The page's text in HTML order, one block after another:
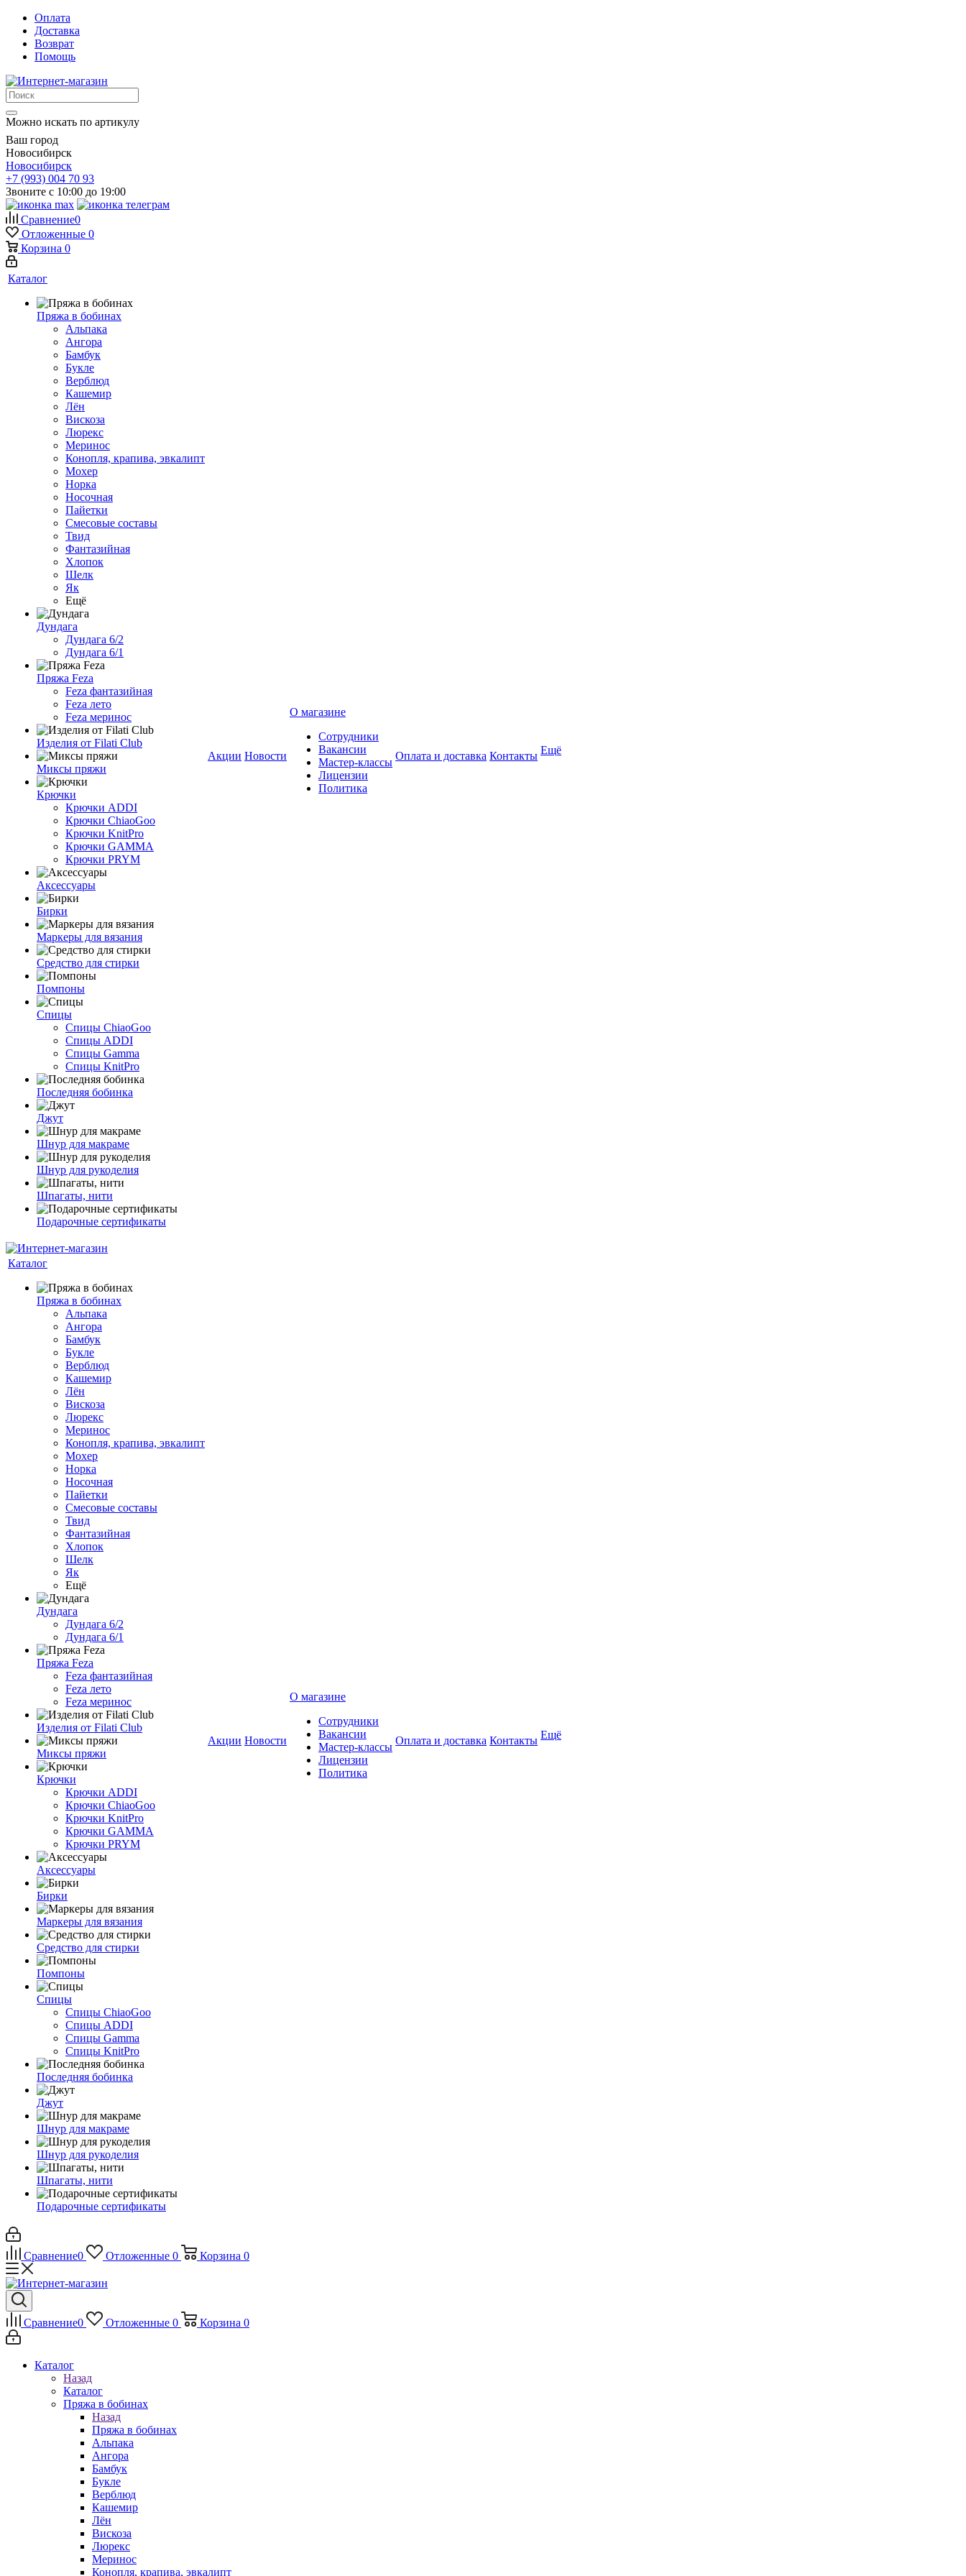
Оплата
Доставка
Возврат
Помощь
Можно искать по артикулу
Ваш город
Новосибирск
Новосибирск
+7 (993) 004 70 93
Звоните с 10:00 до 19:00
Сравнение0
Отложенные 0
Корзина 0
Каталог
Пряжа в бобинах
Альпака
Ангора
Бамбук
Букле
Верблюд
Кашемир
Лён
Вискоза
Люрекс
Меринос
Конопля, крапива, эвкалипт
Мохер
Норка
Носочная
Пайетки
Смесовые составы
Твид
Фантазийная
Хлопок
Шелк
Як
Ещё
Дундага
Дундага 6/2
Дундага 6/1
Пряжа Feza
Feza фантазийная
Feza лето
Feza меринос
Изделия от Filati Club
Миксы пряжи
Крючки
Крючки ADDI
Крючки ChiaoGoo
Крючки KnitPro
Крючки GAMMA
Крючки PRYM
Аксессуары
Бирки
Маркеры для вязания
Средство для стирки
Помпоны
Спицы
Спицы ChiaoGoo
Спицы ADDI
Спицы Gamma
Спицы KnitPro
Последняя бобинка
Джут
Шнур для макраме
Шнур для рукоделия
Шпагаты, нити
Подарочные сертификаты
Акции Новости
О магазине
Сотрудники
Вакансии
Мастер-классы
Лицензии
Политика
Оплата и доставка Контакты Ещё
Каталог
Пряжа в бобинах
Альпака
Ангора
Бамбук
Букле
Верблюд
Кашемир
Лён
Вискоза
Люрекс
Меринос
Конопля, крапива, эвкалипт
Мохер
Норка
Носочная
Пайетки
Смесовые составы
Твид
Фантазийная
Хлопок
Шелк
Як
Ещё
Дундага
Дундага 6/2
Дундага 6/1
Пряжа Feza
Feza фантазийная
Feza лето
Feza меринос
Изделия от Filati Club
Миксы пряжи
Крючки
Крючки ADDI
Крючки ChiaoGoo
Крючки KnitPro
Крючки GAMMA
Крючки PRYM
Аксессуары
Бирки
Маркеры для вязания
Средство для стирки
Помпоны
Спицы
Спицы ChiaoGoo
Спицы ADDI
Спицы Gamma
Спицы KnitPro
Последняя бобинка
Джут
Шнур для макраме
Шнур для рукоделия
Шпагаты, нити
Подарочные сертификаты
Акции Новости
О магазине
Сотрудники
Вакансии
Мастер-классы
Лицензии
Политика
Оплата и доставка Контакты Ещё
Сравнение0 Отложенные 0 Корзина 0
Сравнение0 Отложенные 0 Корзина 0
Каталог
Назад
Каталог
Пряжа в бобинах
Назад
Пряжа в бобинах
Альпака
Ангора
Бамбук
Букле
Верблюд
Кашемир
Лён
Вискоза
Люрекс
Меринос
Конопля, крапива, эвкалипт